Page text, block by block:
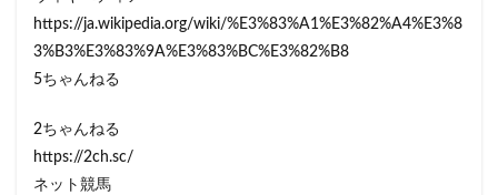
https://ja.wikipedia.org/wiki/%E3%83%A1%E3%82%A4%E3%8
3%B3%E3%83%9A%E3%83%BC%E3%82%B8
5ちゃんねる
2ちゃんねる
https://2ch.sc/
ネット競馬